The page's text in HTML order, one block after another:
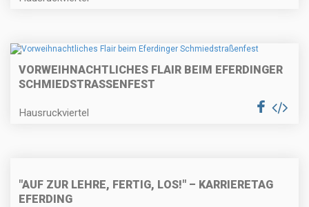
VORWEIHNACHTLICHES FLAIR BEIM EFERDINGER
SCHMIEDSTRASSENFEST
Hausruckviertel
"AUF ZUR LEHRE, FERTIG, LOS!" – KARRIERETAG
EFERDING